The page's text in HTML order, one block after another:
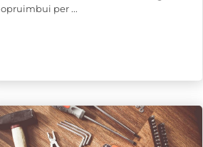
opruimbui per ...